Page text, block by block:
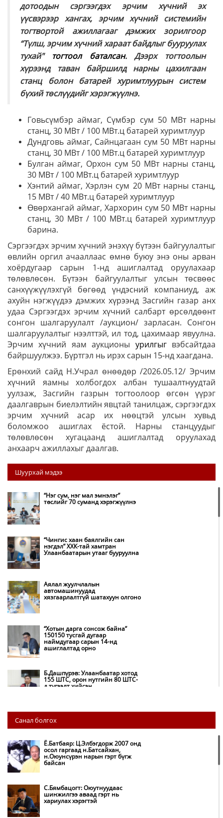
дотоодын сэргээгдэх эрчим хүчний эх
үүсвэрээр хангах, эрчим хүчний системийн
тогтвортой ажиллагааг дэмжих зорилгоор
“Түлш, эрчим хүчний хараат байдлыг бууруулах
тухай"
тогтоол баталсан. Дээрх тогтоолын
хүрээнд таван байршилд нарны цахилгаан
станц болон батарей хуримтлуурын систем
бүхий төслүүдийг хэрэгжүүлнэ.
Говьсүмбэр аймаг, Сүмбэр сум 50 МВт нарны
станц, 30 МВт / 100 МВт.ц батарей хуримтлуур
Дундговь аймаг, Сайнцагаан сум 50 МВт нарны
станц, 30 МВт / 100 МВт.ц батарей хуримтлуур
Булган аймаг, Орхон сум 50 МВт нарны станц,
30 МВт / 100 МВт.ц батарей хуримтлуур
Хэнтий аймаг, Хэрлэн сум 20 МВт нарны станц,
15 МВт / 40 МВт.ц батарей хуримтлуур
Өвөрхангай аймаг, Хархорин сум 50 МВт нарны
станц, 30 МВт / 100 МВт.ц батарей хуримтлуур
барина.
Сэргээгдэх эрчим хүчний энэхүү бүтээн байгуулалтыг
өвлийн оргил ачааллаас өмнө буюу энэ оны арван
хоёрдугаар сарын 1-нд ашиглалтад оруулахаар
төлөвлөсөн. Бүтээн байгуулалтыг улсын төсвөөс
санхүүжүүлэхгүй бөгөөд үндэсний компаниуд, аж
ахуйн нэгжүүдээ дэмжих хүрээнд Засгийн газар анх
удаа Сэргээгдэх эрчим хүчний салбарт өрсөлдөөнт
сонгон шалгаруулалт /аукцион/ зарласан. Сонгон
шалгаруулалтыг нээлттэй, ил тод, цахимаар явуулна.
Эрчим хүчний яам аукционы урилгыгвэбсайтдаа
байршуулжээ. Бүртгэл нь ирэх сарын 15-нд хаагдана.
Ерөнхий сайд Н.Учрал өнөөдөр /2026.05.12/ Эрчим
хүчний яамны холбогдох албан тушаалтнуудтай
уулзаж, Засгийн газрын тогтоолоор өгсөн үүрэг
даалгаврын биелэлтийн явцтай танилцаж, сэргээгдэх
эрчим хүчний асар их нөөцтэй улсын хувьд
боломжоо ашиглах ёстой. Нарны станцуудыг
төлөвлөсөн хугацаанд ашиглалтад оруулахад
анхаарч ажиллахыг даалгав.
Шуурхай мэдээ
“Нэг сум, нэг мал эмнэлэг”
төслийг 70 суманд хэрэгжүүлнэ
“Чингис хаан баялгийн сан
нэгдэл” ХХК-тай хамтран
Улаанбаатарын утааг бууруулна
Аялал жуулчлалын
автомашинуудад
хязгаарлалтгүй шатахуун олгоно
“Хотын дарга сонсож байна”
150150 тусгай дугаар
наймдугаар сарын 14-нд
ашиглалтад орно
Б.Дашпүрэв: Улаанбаатар хотод
155 ШТС, орон нутгийн 80 ШТС-
д түгээлт хийсэн
НИТХ: Багануур ХК-ийг түшиглэн
нүүрс-пиролизийн үйлдвэр
байгуулж, ирэх оноос хагас кокс
Амаргүй цаг үеийг ирэх
НИТХ-ын төлөөлөгчид COP17
Санал болгох
Ё.Батбаяр: Ц.Элбэгдорж 2007 онд
осол гаргаад н.Батсайхан,
н.Оюунсүрэн нарын гэрт бүгж
байсан
С.Бямбацогт: Оюутнуудаас
шинжилгээ аваад гэрт нь
хариулах хэрэгтэй